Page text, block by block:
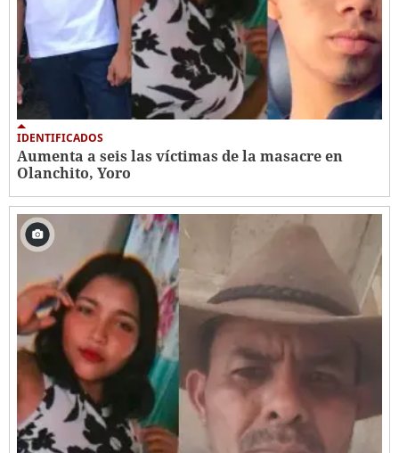
IDENTIFICADOS
Aumenta a seis las víctimas de la masacre en
Olanchito, Yoro